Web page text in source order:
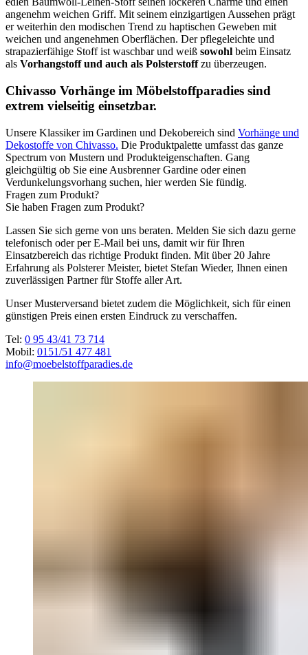
angenehm weichen Griff. Mit seinem einzigartigen Aussehen prägt
er weiterhin den modischen Trend zu haptischen Geweben mit
weichen und angenehmen Oberflächen. Der pflegeleichte und
strapazierfähige Stoff ist waschbar und weiß sowohl beim Einsatz
als Vorhangstoff und auch als Polsterstoffzu überzeugen.
Chivasso Vorhänge im Möbelstoffparadies sind
extrem vielseitig einsetzbar.
Unsere Klassiker im Gardinen und Dekobereich sind Vorhänge und
Dekostoffe von Chivasso. Die Produktpalette umfasst das ganze
Spectrum von Mustern und Produkteigenschaften. Gang
gleichgültig ob Sie eine Ausbrenner Gardine oder einen
Verdunkelungsvorhang suchen, hier werden Sie fündig.
Fragen zum Produkt?
Sie haben Fragen zum Produkt?
Lassen Sie sich gerne von uns beraten. Melden Sie sich dazu gerne
telefonisch oder per E-Mail bei uns, damit wir für Ihren
Einsatzbereich das richtige Produkt finden. Mit über 20 Jahre
Erfahrung als Polsterer Meister, bietet Stefan Wieder, Ihnen einen
zuverlässigen Partner für Stoffe aller Art.
Unser Musterversand bietet zudem die Möglichkeit, sich für einen
günstigen Preis einen ersten Eindruck zu verschaffen.
Tel: 0 95 43/41 73 714
Mobil: 0151/51 477 481
info@moebelstoffparadies.de